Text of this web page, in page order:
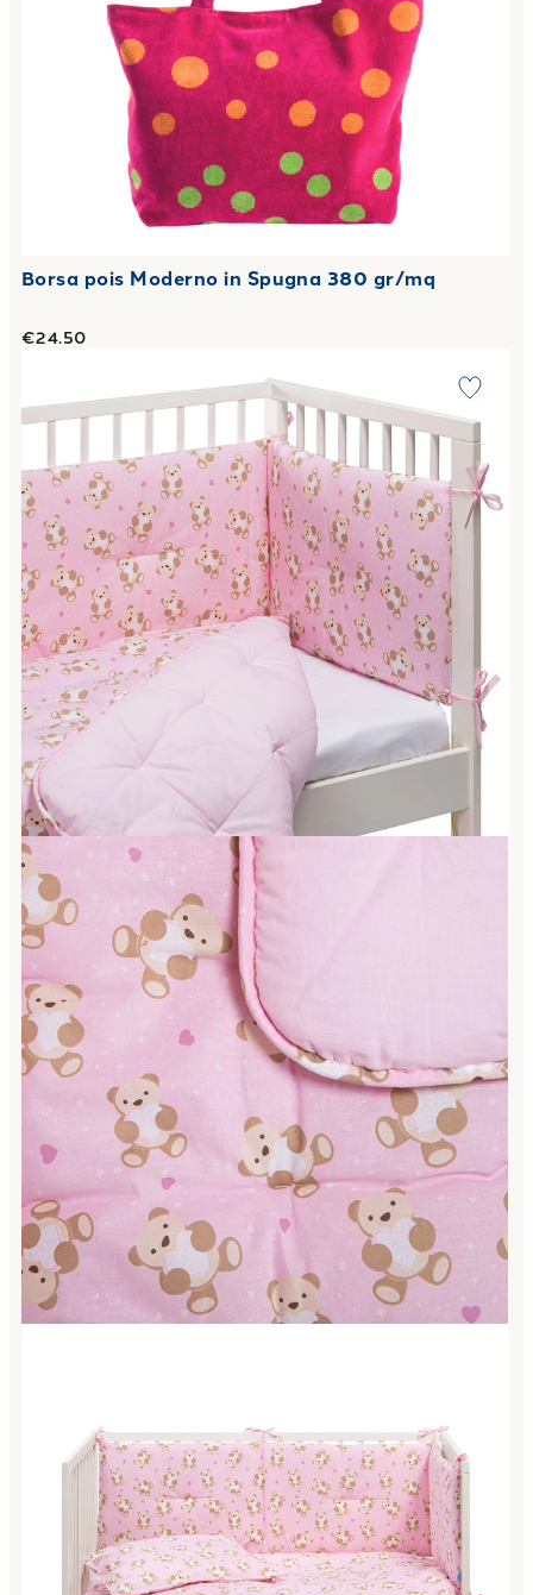
Borsa pois Moderno in Spugna 380 gr/mq
€24.50